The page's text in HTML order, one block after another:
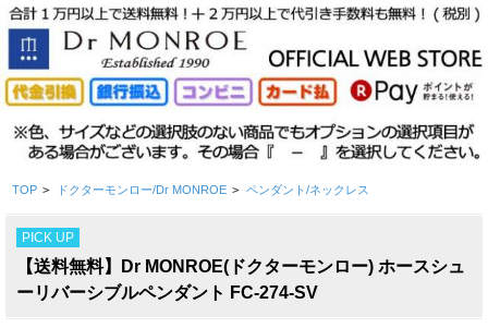
TOP > ドクターモンロー/Dr MONROE > ペンダント/ネックレス
PICK UP
【送料無料】Dr MONROE(ドクターモンロー) ホースシュ
ーリバーシブルペンダント FC-274-SV